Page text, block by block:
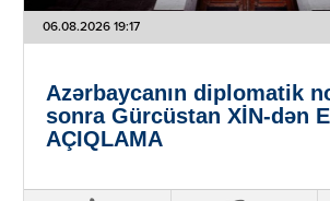
06.08.2026 19:17
Azərbaycanın diplomatik
sonra Gürcüstan XİN-dən
AÇIQLAMA